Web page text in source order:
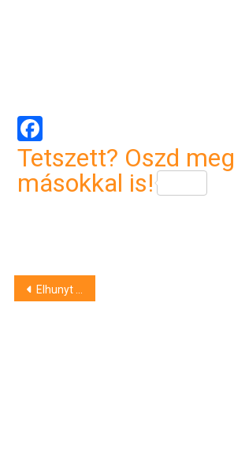
Facebook
Tetszett? Oszd meg
másokkal is!
Bejegyzés
Elhunyt Oláh János röplabdaedző